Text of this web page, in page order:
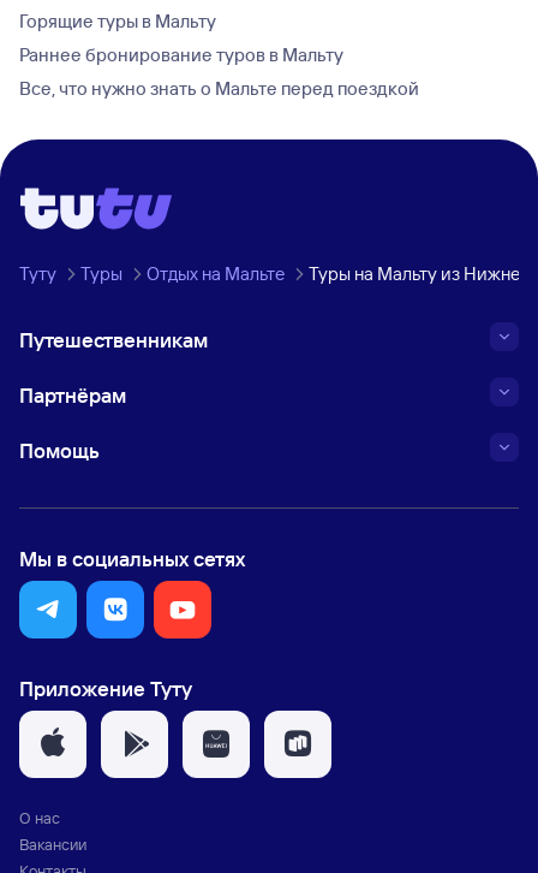
Горящие туры в Мальту
Раннее бронирование туров в Мальту
Все, что нужно знать о Мальте перед поездкой
Туту Туры Отдых на Мальте Туры на Мальту из
Путешественникам
Партнёрам
Помощь
Мы в социальных сетях
Приложение Туту
О нас
Вакансии